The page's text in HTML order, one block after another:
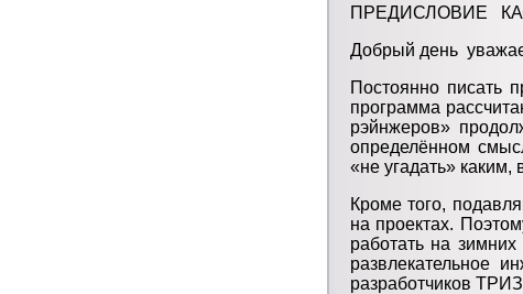
ПРЕДИСЛОВИЕ
Добрый день
Постоянно писать
программа
рэйнжеров»
определённом
«не угадать» каким,
Кроме того,
на проектах.
работать на
развлекательное
разработчиков